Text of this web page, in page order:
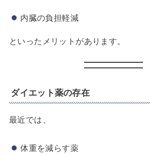
内臓の負担軽減
といったメリットがあります。
ダイエット薬の存在
最近では、
体重を減らす薬